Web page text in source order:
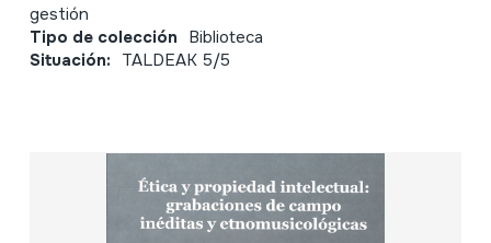
gestión
Tipo de colección Biblioteca
Situación: TALDEAK 5/5